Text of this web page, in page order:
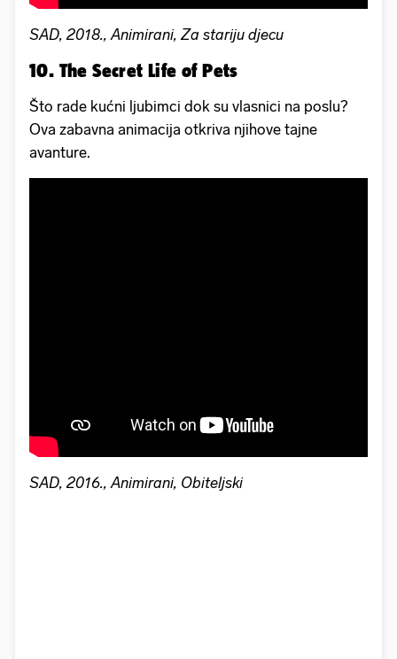
SAD, 2018., Animirani, Za stariju djecu
10. The Secret Life of Pets
Što rade kućni ljubimci dok su vlasnici na poslu?
Ova zabavna animacija otkriva njihove tajne
avanture.
SAD, 2016., Animirani, Obiteljski